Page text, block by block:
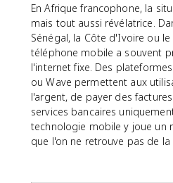
En Afrique francophone, la
mais tout aussi révélatrice.
Sénégal, la Côte d'Ivoire ou le
téléphone mobile a souvent
l'internet fixe. Des
ou Wave permettent aux
l'argent, de payer des
services bancaires
technologie mobile y joue un
que l'on ne retrouve pas de la